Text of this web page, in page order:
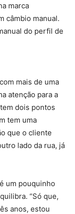
marca
câmbio manual.
do perfil de
mais de uma
atenção para a
dois pontos
tem uma
que o cliente
lado da rua, já
um pouquinho
“Só que,
anos, estou